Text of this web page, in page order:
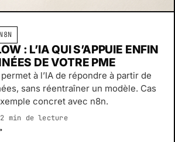
: L’IA QUI S’APPUIE ENFIN
DE VOTRE PME
à l’IA de répondre à partir de
sans réentraîner un modèle. Cas
concret avec n8n.
min de lecture